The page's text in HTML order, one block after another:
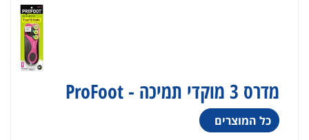
מדרס 3 מוקדי תמיכה - ProFoot
כל המוצרים